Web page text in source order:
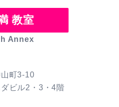
教室
Annex
町3-10
ビル2・3・4階